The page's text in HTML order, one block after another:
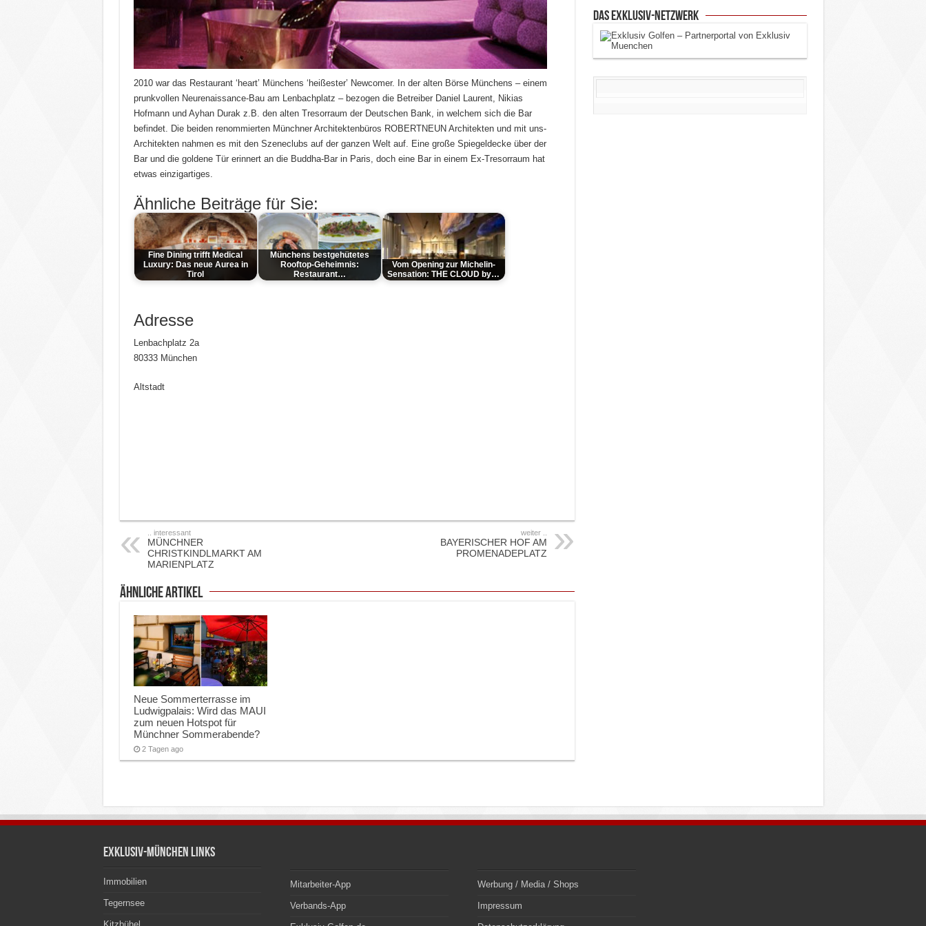
2010 war das Restaurant ‘heart’ Münchens ‘heißester’ Newcomer. In der alten Börse Münchens – einem
prunkvollen Neurenaissance-Bau am Lenbachplatz – bezogen die Betreiber Daniel Laurent, Nikias
Hofmann und Ayhan Durak z.B. den alten Tresorraum der Deutschen Bank, in welchem sich die Bar
befindet. Die beiden renommierten Münchner Architektenbüros ROBERTNEUN Architekten und mit uns-
Architekten nahmen es mit den Szeneclubs auf der ganzen Welt auf. Eine große Spiegeldecke über der
Bar und die goldene Tür erinnert an die Buddha-Bar in Paris, doch eine Bar in einem Ex-Tresorraum hat
etwas einzigartiges.
Ähnliche Beiträge für Sie:
Fine Dining trifft Medical
Luxury: Das neue Aurea in
Tirol
Münchens bestgehütetes
Rooftop-Geheimnis:
Restaurant…
Vom Opening zur Michelin-
Sensation: THE CLOUD by…
Adresse
Lenbachplatz 2a
80333 München
Altstadt
.. interessant
MÜNCHNER
CHRISTKINDLMARKT AM
MARIENPLATZ
weiter ..
BAYERISCHER HOF AM
PROMENADEPLATZ
ähnliche Artikel
Neue Sommerterrasse im
Ludwigpalais: Wird das MAUI
zum neuen Hotspot für
Münchner Sommerabende?
2 Tagen ago
Das Exklusiv-Netzwerk
Exklusiv-München Links
Immobilien
Tegernsee
Mitarbeiter-App
Verbands-App
Werbung / Media / Shops
Impressum